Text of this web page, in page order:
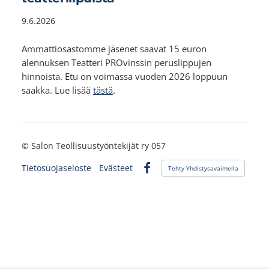
9.6.2026
Ammattiosastomme jäsenet saavat 15 euron
alennuksen Teatteri PROvinssin peruslippujen
hinnoista. Etu on voimassa vuoden 2026 loppuun
saakka. Lue lisää tästä.
© Salon Teollisuustyöntekijät ry 057
Tietosuojaseloste
Evästeet
Facebook
Tehty Yhdistysavaimella